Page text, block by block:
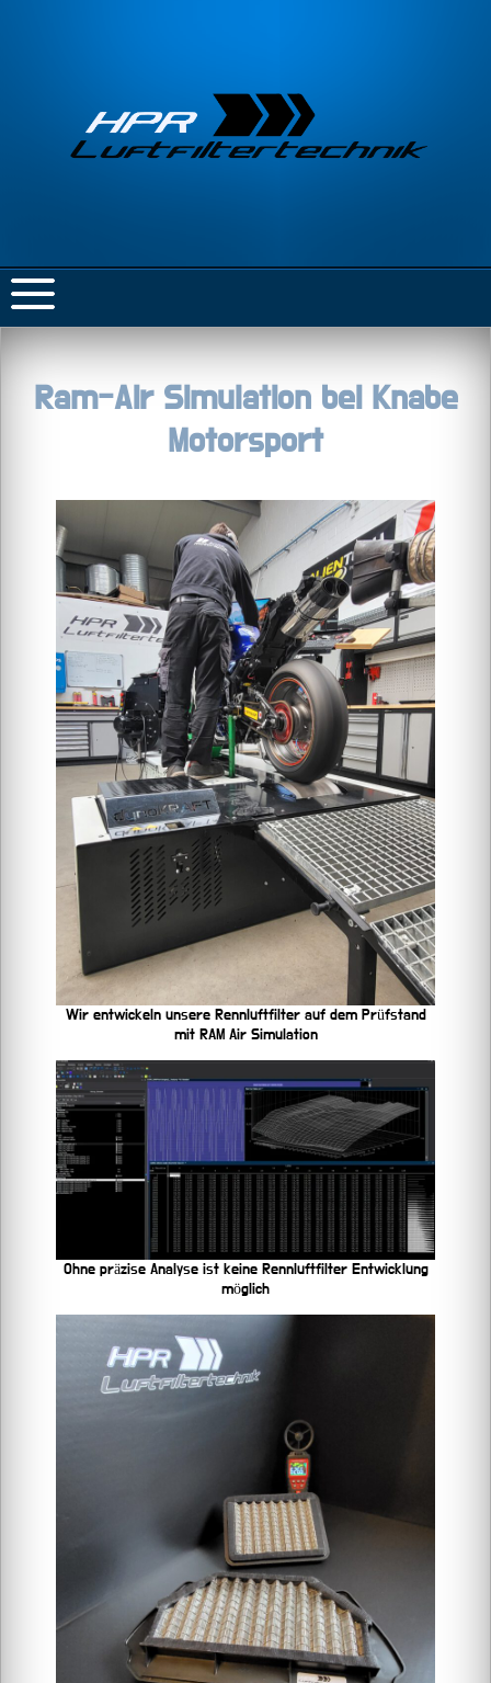
Ram-Air Simulation bei Knabe
Motorsport
Wir entwickeln unsere Rennluftfilter auf dem Prüfstand
mit RAM Air Simulation
Ohne präzise Analyse ist keine Rennluftfilter Entwicklung
möglich